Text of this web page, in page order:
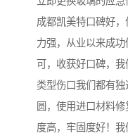
成都凯美特口碑好
力强，从业以来成
可，收获好口碑，
类型伤口我们都有
圆，使用进口材料
度高，牢固度好！